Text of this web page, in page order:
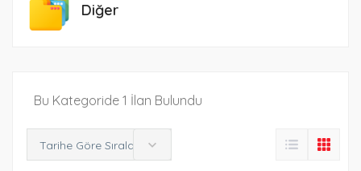
Diğer
Bu Kategoride 1 İlan Bulundu
Tarihe Göre Sırala